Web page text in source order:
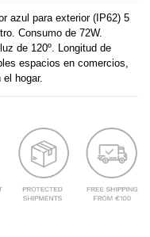
azul para exterior (IP62) 5
Consumo de 72W.
de 120º. Longitud de
espacios en comercios,
hogar.